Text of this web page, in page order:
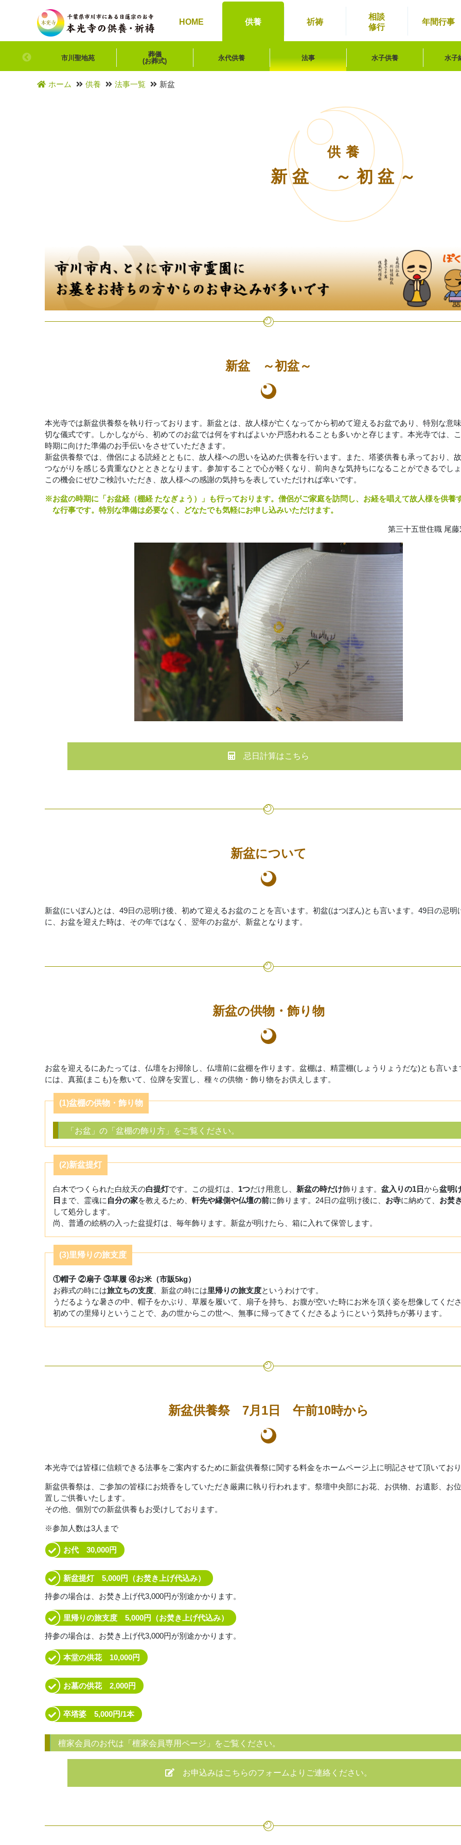
HOME 供養 祈祷
相談
修行
年間行事
市川聖地苑
葬儀
(お葬式)
永代供養 法事 水子供養 水子
ホーム 供養 法事一覧 新盆
供養
新盆 ～初盆～
新盆 ～初盆～
本光寺では新盆供養祭を執り行っております。新盆とは、故人様が亡くなってから初めて迎えるお盆であり、特別な意
切な儀式です。しかしながら、初めてのお盆では何をすればよいか戸惑われることも多いかと存じます。本光寺では、
時期に向けた準備のお手伝いをさせていただきます。
新盆供養祭では、僧侶による読経とともに、故人様への思いを込めた供養を行います。また、塔婆供養も承っており、
つながりを感じる貴重なひとときとなります。参加することで心が軽くなり、前向きな気持ちになることができるでし
この機会にぜひご検討いただき、故人様への感謝の気持ちを表していただければ幸いです。
お盆の時期に「お盆経（棚経 たなぎょう）」も行っております。僧侶がご家庭を訪問し、お経を唱えて故人様を供養
な行事です。特別な準備は必要なく、どなたでも気軽にお申し込みいただけます。
第三十五世住職 尾
忌日計算はこちら
新盆について
新盆(にいぼん)とは、49日の忌明け後、初めて迎えるお盆のことを言います。初盆(はつぼん)とも言います。49日の忌明
に、お盆を迎えた時は、その年ではなく、翌年のお盆が、新盆となります。
新盆の供物・飾り物
お盆を迎えるにあたっては、仏壇をお掃除し、仏壇前に盆棚を作ります。盆棚は、精霊棚(しょうりょうだな)とも言いま
には、真菰(まこも)を敷いて、位牌を安置し、種々の供物・飾り物をお供えします。
(1)盆棚の供物・飾り物
「お盆」の「盆棚の飾り方」をご覧ください。
(2)新盆提灯
白木でつくられた白紋天の白提灯です。この提灯は、 1つだけ用意し、 新盆の時だけ飾ります。 盆入りの1日から盆明
日 まで、霊魂に 自分の家を教えるため、 軒先や縁側や仏壇の前に飾ります。24日の盆明け後に、 お寺に納めて、 お焚
して処分します。
尚、普通の絵柄の入った盆提灯は、毎年飾ります。新盆が明けたら、箱に入れて保管します。
(3)里帰りの旅支度
①帽子 ②扇子 ③草履 ④お米（市販5kg）
お葬式の時には旅立ちの支度 、新盆の時には里帰りの旅支度というわけです。
うだるような暑さの中、帽子をかぶり、草履を履いて、扇子を持ち、お腹が空いた時にお米を頂く姿を想像してくだ
初めての里帰りということで、あの世からこの世へ、無事に帰ってきてくださるようにという気持ちが募ります。
新盆供養祭 7月1日 午前10時から
本光寺では皆様に信頼できる法事をご案内するために新盆供養祭に関する料金をホームページ上に明記させて頂いてお
新盆供養祭は、ご参加の皆様にお焼香をしていただき厳粛に執り行われます。祭壇中央部にお花、お供物、お遺影、お
置しご供養いたします。
その他、個別での新盆供養もお受けしております。
参加人数は3人まで
お代 30,000円
新盆提灯 5,000円（お焚き上げ代込み）
持参の場合は、お焚き上げ代3,000円が別途かかります。
里帰りの旅支度 5,000円（お焚き上げ代込み）
持参の場合は、お焚き上げ代3,000円が別途かかります。
本堂の供花 10,000円
お墓の供花 2,000円
卒塔婆 5,000円/1本
檀家会員のお代は「檀家会員専用ページ」をご覧ください。
お申込みはこちらのフォームより ご連絡ください。